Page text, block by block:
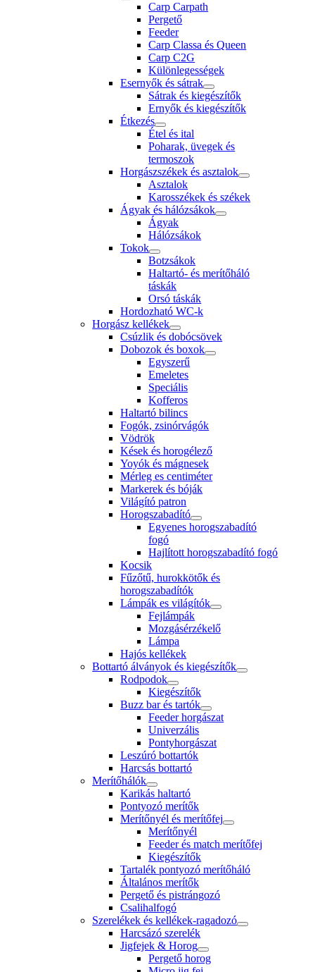
Carp Carpath
Pergető
Feeder
Carp Classa és Queen
Carp C2G
Különlegességek
Esernyők és sátrak
Sátrak és kiegészítők
Ernyők és kiegészítők
Étkezés
Étel és ital
Poharak, üvegek és
termoszok
Horgászszékek és asztalok
Asztalok
Karosszékek és székek
Ágyak és hálózsákok
Ágyak
Hálózsákok
Tokok
Botzsákok
Haltartó- és merítőháló
táskák
Orsó táskák
Hordozható WC-k
Horgász kellékek
Csúzlik és dobócsövek
Dobozok és boxok
Egyszerű
Emeletes
Speciális
Kofferos
Haltartó bilincs
Fogók, zsinórvágók
Vödrök
Kések és horogélező
Yoyók és mágnesek
Mérleg es centiméter
Markerek és bóják
Világító patron
Horogszabadító
Egyenes horogszabadító
fogó
Hajlított horogszabadító fogó
Kocsik
Fűzőtű, hurokkötők és
horogszabadítók
Lámpák es világítók
Fejlámpák
Mozgásérzékelő
Lámpa
Hajós kellékek
Bottartó álványok és kiegészítők
Rodpodok
Kiegészítők
Buzz bar és tartók
Feeder horgászat
Univerzális
Pontyhorgászat
Leszúró bottartók
Harcsás bottartó
Merítőhálók
Karikás haltartó
Pontyozó merítők
Merítőnyél és merítőfej
Merítőnyél
Feeder és match merítőfej
Kiegészítők
Tartalék pontyozó merítőháló
Általános merítők
Pergető és pistrángozó
Csalihalfogó
Szerelékek és kellékek-ragadozó
Harcsázó szerelék
Jigfejek & Horog
Pergető horog